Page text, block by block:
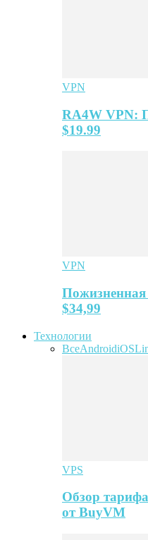
VPN
RA4W VPN:
$19.99
VPN
Пожизненная
$34,99
Технологии
ВсеAndroidiOS
VPS
Обзор
от BuyVM